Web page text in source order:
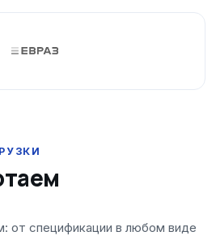
от спецификации в любом виде